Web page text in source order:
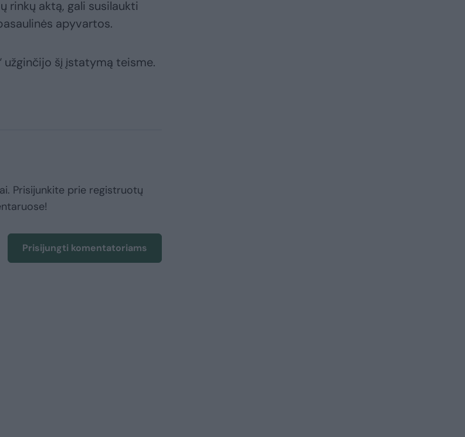
rinkų aktą, gali susilaukti
apyvartos.
užginčijo šį įstatymą teisme.
Prisijunkite prie registruotų
Prisijungti komentatoriams